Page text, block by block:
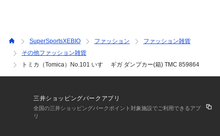
SuperSportsXEBIO ファッション
ファッション雑貨
その他ファッション雑貨
トミカ（Tomica）No.101 いすゞ ギガ ダンプカー(箱) TMC 859864
三井ショッピングパークアプリ
全国の三井ショッピングパークポイント対象施設でご利用できるアプ
リ